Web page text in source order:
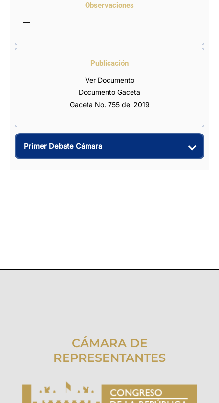
Observaciones
—
Publicación
Ver Documento
Documento Gaceta
Gaceta No. 755 del 2019
Primer Debate Cámara
CÁMARA DE
REPRESENTANTES